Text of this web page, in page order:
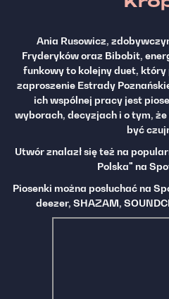
Ania Rusowicz,
Fryderyków oraz Bibobit,
funkowy to kolejny duet, który
zaproszenie Estrady
ich wspólnej pracy jest
wyborach, decyzjach i o tym,
być
Utwór znalazł się też na
Polska" na
Piosenki można posłuchać na
deezer, SHAZAM,